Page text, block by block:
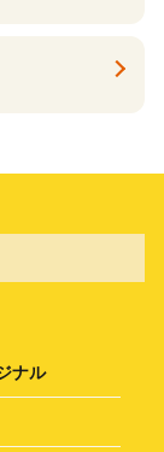
ナル